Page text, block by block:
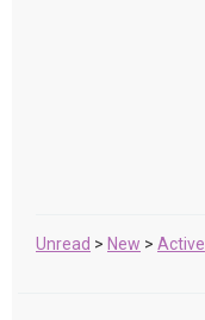
Unread > New > Active